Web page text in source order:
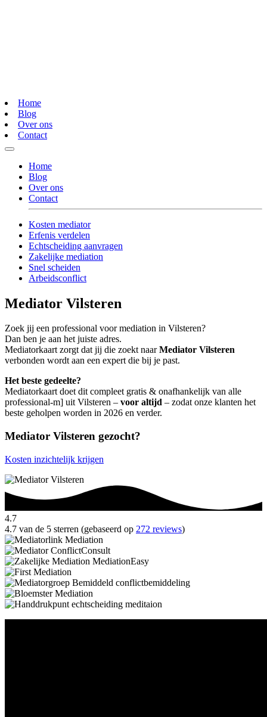
Home
Blog
Over ons
Contact
Home
Blog
Over ons
Contact
Kosten mediator
Erfenis verdelen
Echtscheiding aanvragen
Zakelijke mediation
Snel scheiden
Arbeidsconflict
Mediator Vilsteren
Zoek jij een professional voor mediation in Vilsteren?
Dan ben je aan het juiste adres.
Mediatorkaart zorgt dat jij die zoekt naarMediator Vilsteren
verbonden wordt aan een expert die bij je past.
Het beste gedeelte?
Mediatorkaart doet dit compleet gratis & onafhankelijk van alle
professional-m] uit Vilsteren – voor altijd – zodat onze klanten het
beste geholpen worden in 2026 en verder.
Mediator Vilsteren gezocht?
Kosten inzichtelijk krijgen
4.7
4.7 van de 5 sterren (gebaseerd op 272 reviews)